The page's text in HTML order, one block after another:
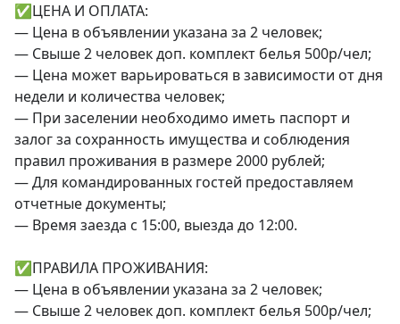
✅ЦЕНА И ОПЛАТА:
— Цена в объявлении указана за 2 человек;
— Свыше 2 человек доп. комплект белья 500р/чел;
— Цена может варьироваться в зависимости от дня
недели и количества человек;
— При заселении необходимо иметь паспорт и
залог за сохранность имущества и соблюдения
правил проживания в размере 2000 рублей;
— Для командированных гостей предоставляем
отчетные документы;
— Время заезда с 15:00, выезда до 12:00.
✅ПРАВИЛА ПРОЖИВАНИЯ:
— Цена в объявлении указана за 2 человек;
— Свыше 2 человек доп. комплект белья 500р/чел;